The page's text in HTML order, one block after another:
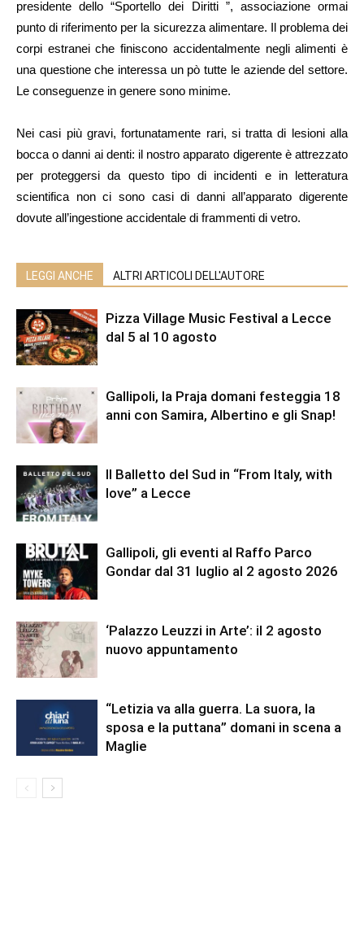
presidente dello “Sportello dei Diritti ”, associazione ormai
punto di riferimento per la sicurezza alimentare. Il problema dei
corpi estranei che finiscono accidentalmente negli alimenti è
una questione che interessa un pò tutte le aziende del settore.
Le conseguenze in genere sono minime.
Nei casi più gravi, fortunatamente rari, si tratta di lesioni alla
bocca o danni ai denti: il nostro apparato digerente è attrezzato
per proteggersi da questo tipo di incidenti e in letteratura
scientifica non ci sono casi di danni all’apparato digerente
dovute all’ingestione accidentale di frammenti di vetro.
LEGGI ANCHE ALTRI ARTICOLI DELL'AUTORE
Pizza Village Music Festival a Lecce
dal 5 al 10 agosto
Gallipoli, la Praja domani festeggia 18
anni con Samira, Albertino e gli Snap!
Il Balletto del Sud in “From Italy, with
love” a Lecce
Gallipoli, gli eventi al Raffo Parco
Gondar dal 31 luglio al 2 agosto 2026
‘Palazzo Leuzzi in Arte’: il 2 agosto
nuovo appuntamento
“Letizia va alla guerra. La suora, la
sposa e la puttana” domani in scena a
Maglie